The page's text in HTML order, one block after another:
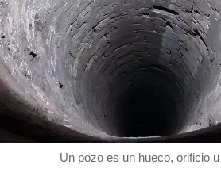
Un pozo es un hueco, orificio